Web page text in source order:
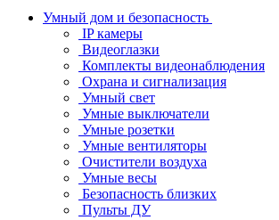
Умный дом и безопасность
IP камеры
Видеоглазки
Комплекты видеонаблюдения
Охрана и сигнализация
Умный свет
Умные выключатели
Умные розетки
Умные вентиляторы
Очистители воздуха
Умные весы
Безопасность близких
Пульты ДУ